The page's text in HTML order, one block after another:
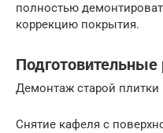
полностью
коррекцию покрытия.
Демонтаж старой плитки
Снятие кафеля с